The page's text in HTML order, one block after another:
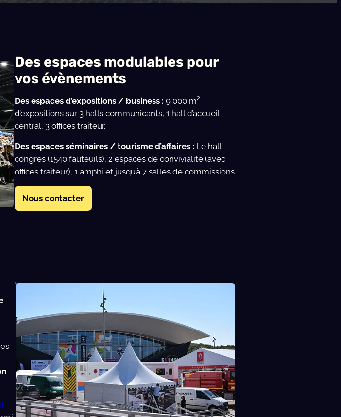
Des espaces modulables pour
vos évènements
Des espaces d’expositions / business : 9 000 m²
d’expositions sur 3 halls communicants, 1 hall d’accueil
central, 3 offices traiteur.
Des espaces séminaires / tourisme d’affaires : Le hall
congrès (1540 fauteuils), 2 espaces de convivialité (avec
offices traiteur), 1 amphi et jusqu’à 7 salles de commissions.
Nous contacter